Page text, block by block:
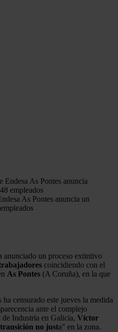
As Pontes anuncia un
anunciado un proceso extintivo
coincidiendo con el
As Pontes (A Coruña), en la que
censurado este jueves la medida
ante el complejo
de Industria en Galicia, Víctor
transición no justa" en la zona.